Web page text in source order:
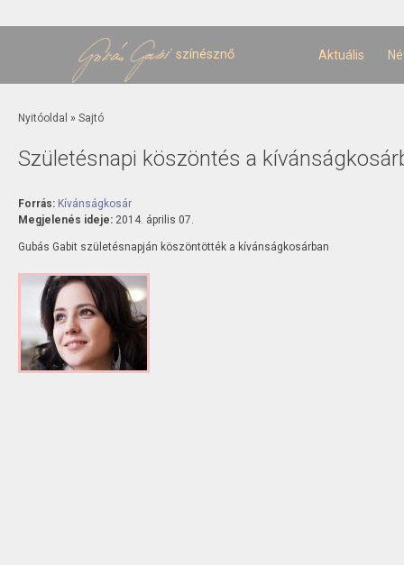
színésznő Aktuális
Jelenlegi hely
Nyitóoldal » Sajtó
Születésnapi köszöntés a
Forrás: Kívánságkosár
Megjelenés ideje: 2014. április 07.
Gubás Gabit születésnapján köszöntötték a kívánságkosárban